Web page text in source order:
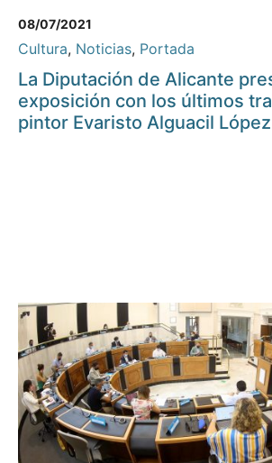
08/07/2021
Cultura, Noticias, Portada
La Diputación de Alicante
exposición con los últimos
pintor Evaristo Alguacil López